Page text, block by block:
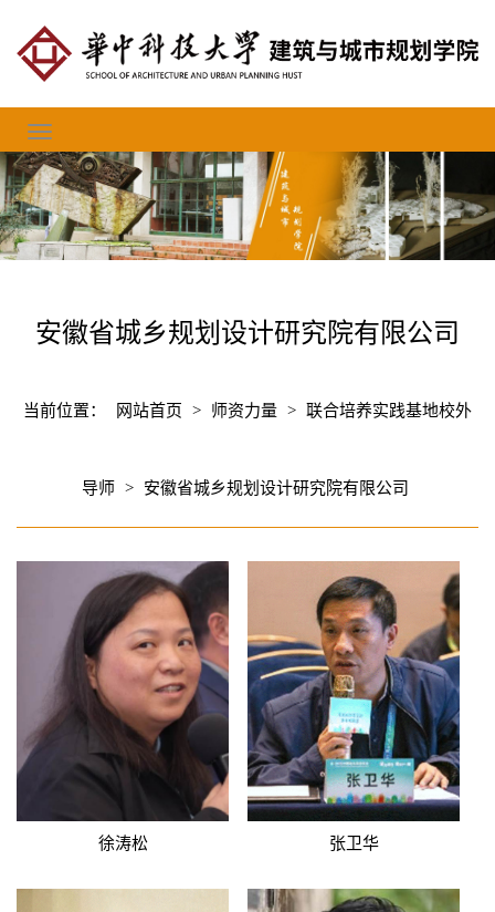
安徽省城乡规划设计研究院有限公司
当前位置： 网站首页 > 师资力量 > 联合培养实践基地校外
导师 > 安徽省城乡规划设计研究院有限公司
徐涛松 张卫华